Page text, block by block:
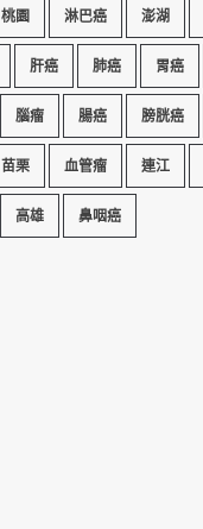
桃園 淋巴癌 澎湖
肝癌 肺癌 胃癌
腦瘤 腸癌 膀胱癌
苗栗 血管瘤 連江
高雄 鼻咽癌